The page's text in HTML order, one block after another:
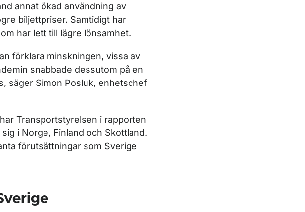
annat ökad användning av
biljettpriser. Samtidigt har
har lett till lägre lönsamhet.
förklara minskningen, vissa av
snabbade dessutom på en
säger Simon Posluk, enhetschef
Transportstyrelsen i rapporten
i Norge, Finland och Skottland.
förutsättningar som Sverige